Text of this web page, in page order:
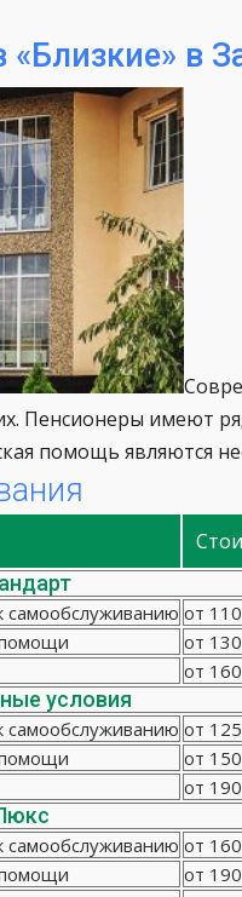
«Близкие» в
Пенсионеры имеют
помощь являются
самообслуживанию от
от
от
условия
самообслуживанию от
от
от
самообслуживанию от
от